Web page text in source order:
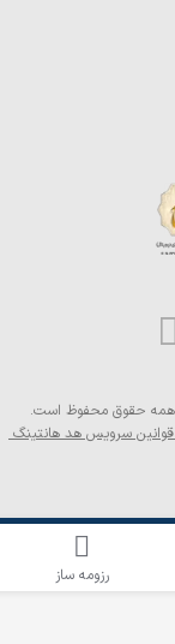
این جستجو فعال کنید
همه حقوق محفوظ است.
سرویس هد هانتینگ
رزومه ساز